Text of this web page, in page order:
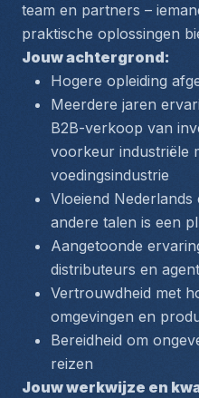
team en partners –
praktische oplossingen
Jouw achtergrond:
Hogere opleiding
Meerdere jaren
B2B-verkoop van
voorkeur industriële
voedingsindustrie
Vloeiend Nederlands
andere talen is een
Aangetoonde
distributeurs en
Vertrouwdheid met
omgevingen en
Bereidheid om
reizen
Jouw werkwijze en